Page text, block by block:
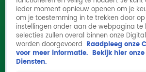
HomeOnline Radio LuisterenActies
Worthy de Jong over gouden
basketbal
6 aug 2024, 14:10
ieder moment opnieuw openen om je
om je toestemming in te trekken door
instellingen onder aan de webpagina te
selecties zullen overal binnen onze
worden doorgevoerd. Raadpleeg onze
voor meer informatie. Bekijk hier
Diensten.